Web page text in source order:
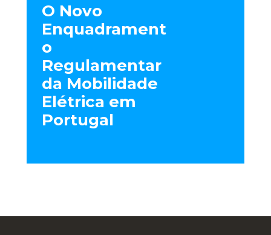
O Novo
Enquadrament
o
Regulamentar
da Mobilidade
Elétrica em
Portugal